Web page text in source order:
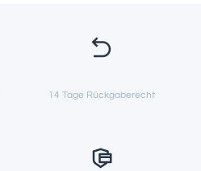
14 Tage Rückgaberecht